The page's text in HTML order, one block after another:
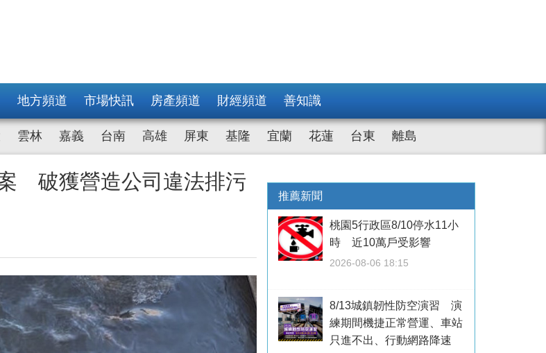
地方頻道 市場快訊 房產頻道 財經頻道 善知識
雲林 嘉義 台南 高雄 屏東 基隆 宜蘭 花蓮 台東 離島
破獲營造公司違法排污
推薦新聞
桃園5行政區8/10停水11小
時 近10萬戶受影響
2026-08-06 18:15
8/13城鎮韌性防空演習 演
練期間機捷正常營運、車站
只進不出、行動網路降速